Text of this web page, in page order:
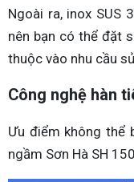
Ngoài ra, inox SUS
nên bạn có thể đặt
thuộc vào nhu cầu
Công nghệ hàn
Ưu điểm không thể
ngầm Sơn Hà SH